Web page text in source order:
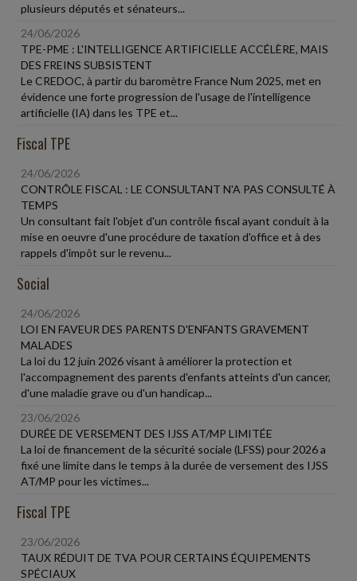
plusieurs députés et sénateurs...
24/06/2026
TPE-PME : L'INTELLIGENCE ARTIFICIELLE ACCÉLÈRE, MAIS
DES FREINS SUBSISTENT
Le CREDOC, à partir du baromètre France Num 2025, met en
évidence une forte progression de l'usage de l'intelligence
artificielle (IA) dans les TPE et...
Fiscal TPE
24/06/2026
CONTRÔLE FISCAL : LE CONSULTANT N'A PAS CONSULTÉ À
TEMPS
Un consultant fait l'objet d'un contrôle fiscal ayant conduit à la
mise en oeuvre d'une procédure de taxation d'office et à des
rappels d'impôt sur le revenu...
Social
24/06/2026
LOI EN FAVEUR DES PARENTS D'ENFANTS GRAVEMENT
MALADES
La loi du 12 juin 2026 visant à améliorer la protection et
l'accompagnement des parents d'enfants atteints d'un cancer,
d'une maladie grave ou d'un handicap...
23/06/2026
DURÉE DE VERSEMENT DES IJSS AT/MP LIMITÉE
La loi de financement de la sécurité sociale (LFSS) pour 2026 a
fixé une limite dans le temps à la durée de versement des IJSS
AT/MP pour les victimes...
Fiscal TPE
23/06/2026
TAUX RÉDUIT DE TVA POUR CERTAINS ÉQUIPEMENTS
SPÉCIAUX